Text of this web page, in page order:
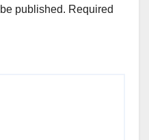
published. Required